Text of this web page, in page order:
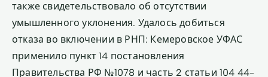
также свидетельствовало об отсутствии
умышленного уклонения. Удалось добиться
отказа во включении в РНП: Кемеровское УФАС
применило пункт 14 постановления
Правительства РФ №1078 и часть 2 статьи 104 44-